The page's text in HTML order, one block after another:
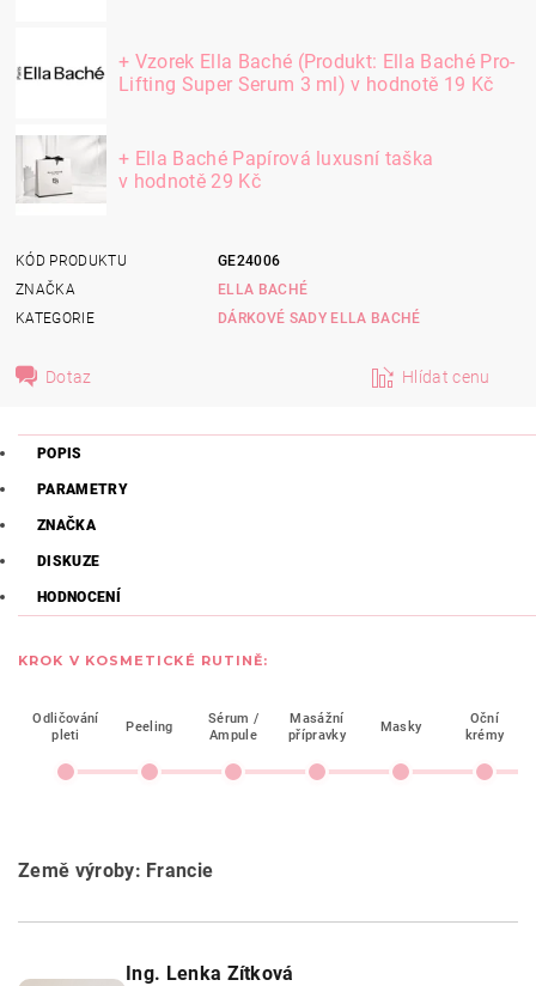
+ Vzorek Ella Baché (Produkt: Ella Baché Pro-
Lifting Super Serum 3 ml)v hodnotě 19 Kč
+ Ella Baché Papírová luxusní taška
v hodnotě 29 Kč
KÓD PRODUKTU
GE24006
ZNAČKA
ELLA BACHÉ
KATEGORIE
DÁRKOVÉ SADY ELLA BACHÉ
Dotaz Hlídat cenu
POPIS
PARAMETRY
ZNAČKA
DISKUZE
HODNOCENÍ
KROK V KOSMETICKÉ RUTINĚ:
Odličování
pleti
Peeling
Sérum /
Ampule
Masážní
přípravky
Masky
Oční
krémy
Země výroby: Francie
Ing. Lenka Zítková